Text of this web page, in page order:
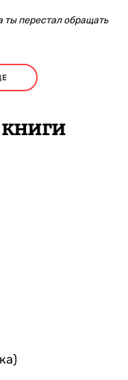
ты перестал обращать